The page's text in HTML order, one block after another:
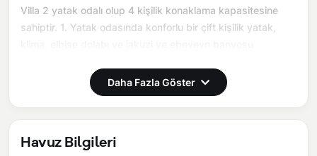
Villa 2 yatak odalı olup 4 kişilik konaklama kapasitesine
sahiptir. 1. Yatak odasında konforlu bir çift kişilik yatak,
yatak, klima, elbise dolabı ve ebeveyn banyosu
bulunmaktadır. Salon bölümünde modern oturma grubu,
ve temel mutfak ekipmanları eksiksiz şekilde
Daha Fazla Göster
Havuz Bilgileri